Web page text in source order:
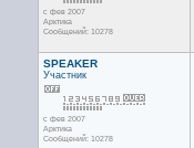
с фев 2007
Арктика
Сообщений: 10278
SPEAKER
Участник
с фев 2007
Арктика
Сообщений: 10278